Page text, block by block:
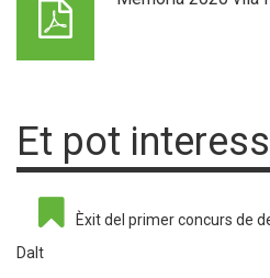
Et pot
Èxit del primer concurs de
Dalt